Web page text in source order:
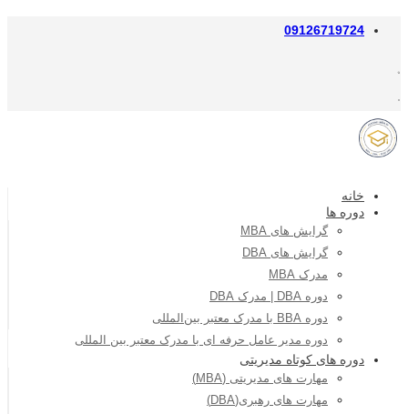
09126719724
خانه
دوره ها
گرایش های MBA
گرایش های DBA
مدرک MBA
دوره DBA | مدرک DBA
دوره BBA با مدرک معتبر بین‌المللی
دوره مدیر عامل حرفه ای با مدرک معتبر بین المللی
دوره های کوتاه مدیریتی
مهارت های مدیریتی (MBA)
مهارت های رهبری(DBA)